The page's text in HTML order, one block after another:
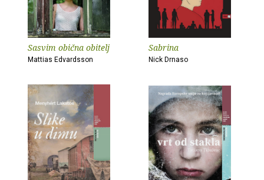
Sasvim obična obitelj
Mattias Edvardsson
Sabrina
Nick Drnaso